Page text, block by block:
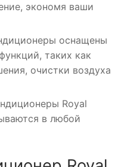
экономя ваши
оснащены
таких как
очистки воздуха
Royal
в любой